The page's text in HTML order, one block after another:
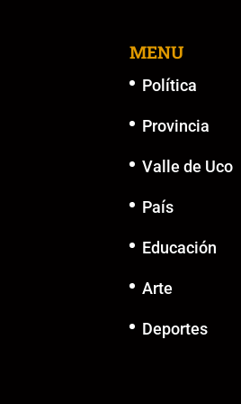
MENU
Política
Provincia
Valle de Uco
País
Educación
Arte
Deportes